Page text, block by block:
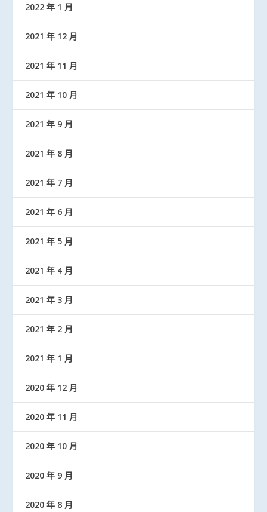
2022 年 1 月
2021 年 12 月
2021 年 11 月
2021 年 10 月
2021 年 9 月
2021 年 8 月
2021 年 7 月
2021 年 6 月
2021 年 5 月
2021 年 4 月
2021 年 3 月
2021 年 2 月
2021 年 1 月
2020 年 12 月
2020 年 11 月
2020 年 10 月
2020 年 9 月
2020 年 8 月